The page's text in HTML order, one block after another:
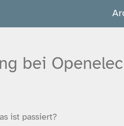
bei
ist passiert?